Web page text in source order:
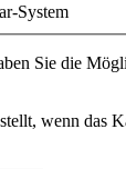
System
Sie die
wenn das